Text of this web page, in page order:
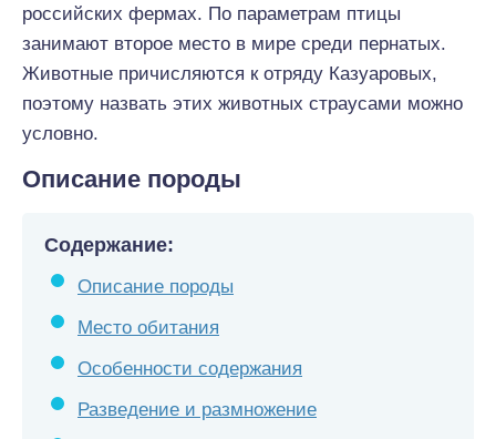
российских фермах. По параметрам птицы
занимают второе место в мире среди пернатых.
Животные причисляются к отряду Казуаровых,
поэтому назвать этих животных страусами можно
условно.
Описание породы
Содержание:
Описание породы
Место обитания
Особенности содержания
Разведение и размножение